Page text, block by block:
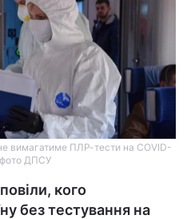
не вимагатиме ПЛР-тести на COVID-
ДПСУ
кого
без тестування на